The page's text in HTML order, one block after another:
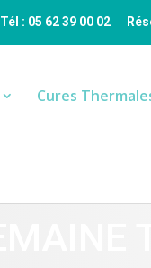
Tél : 05 62 39 00 02
Cures